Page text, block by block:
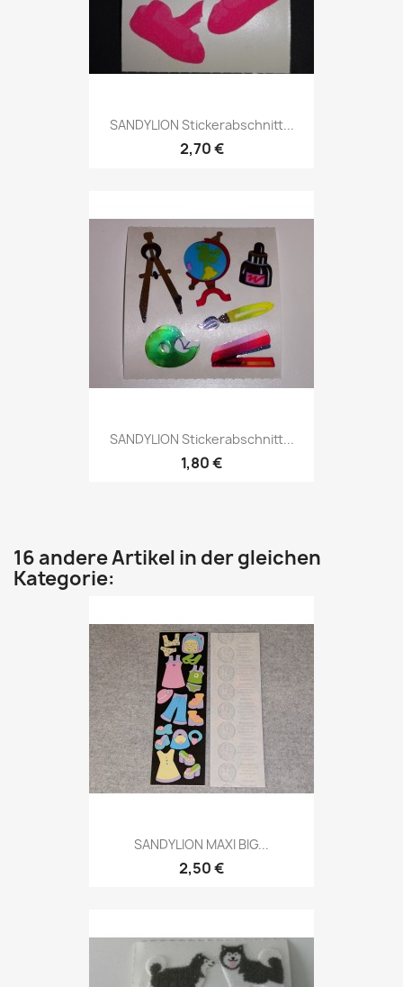
SANDYLION Stickerabschnitt...
2,70 €
SANDYLION Stickerabschnitt...
1,80 €
16 andere Artikel in der gleichen
Kategorie:
SANDYLION MAXI BIG...
2,50 €